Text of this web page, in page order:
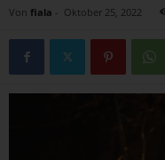
Von fiala - Oktober 25, 2022